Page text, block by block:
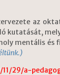
az
kutatását,
mentális és
29/a-